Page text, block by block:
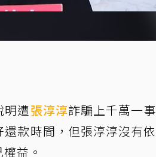
明遭張淳淳詐騙上千萬一事
款時間，但張淳淳沒有依
益。